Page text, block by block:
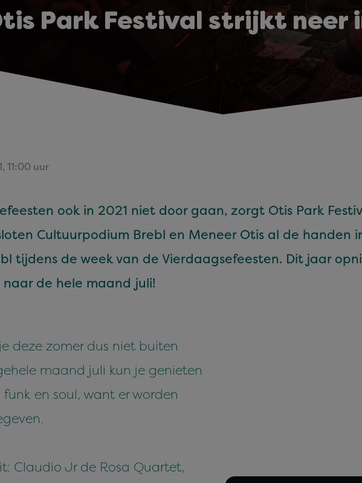
Park Festival strijkt neer
11:00 uur
ook in 2021 niet door gaan, zorgt Otis Park
Cul­tu­ur­podi­um Bre­bl en Meneer Otis al de han­den
tij­dens de week van de Vier­daagse­feesten. Dit jaar
de hele maand juli!
deze zomer dus niet buiten
maand juli kun je genieten
en soul, want er worden
Claudio Jr de Rosa Quartet,